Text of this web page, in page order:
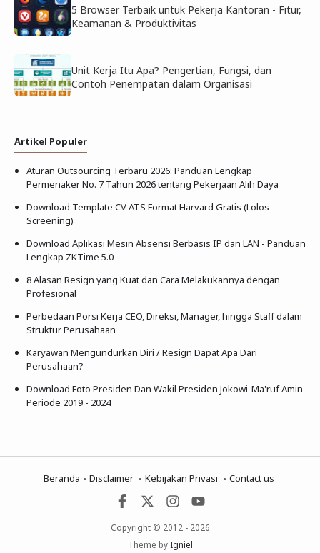
5 Browser Terbaik untuk Pekerja Kantoran - Fitur,
Keamanan & Produktivitas
Unit Kerja Itu Apa? Pengertian, Fungsi, dan
Contoh Penempatan dalam Organisasi
Artikel Populer
Aturan Outsourcing Terbaru 2026: Panduan Lengkap
Permenaker No. 7 Tahun 2026 tentang Pekerjaan Alih Daya
Download Template CV ATS Format Harvard Gratis (Lolos
Screening)
Download Aplikasi Mesin Absensi Berbasis IP dan LAN - Panduan
Lengkap ZKTime 5.0
8 Alasan Resign yang Kuat dan Cara Melakukannya dengan
Profesional
Perbedaan Porsi Kerja CEO, Direksi, Manager, hingga Staff dalam
Struktur Perusahaan
Karyawan Mengundurkan Diri / Resign Dapat Apa Dari
Perusahaan?
Download Foto Presiden Dan Wakil Presiden Jokowi-Ma'ruf Amin
Periode 2019 - 2024
Beranda Disclaimer Kebijakan Privasi Contact us
Copyright © 2012 - 2026
Theme by Igniel